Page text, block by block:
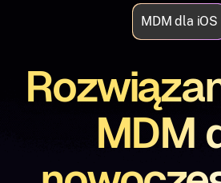
MDM dla iOS
MDM